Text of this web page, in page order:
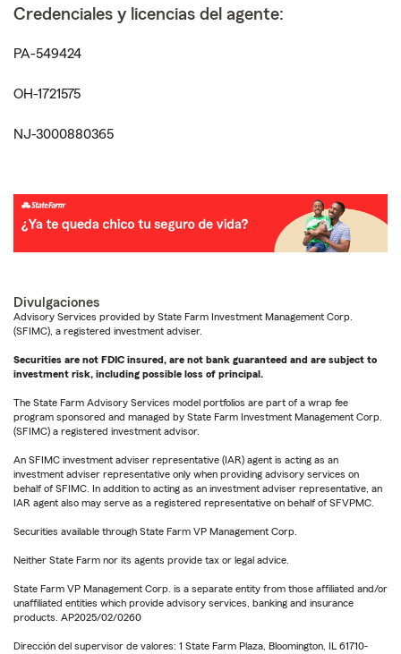
Credenciales y licencias del agente:
PA-549424
OH-1721575
NJ-3000880365
Divulgaciones
Advisory Services provided by State Farm Investment Management Corp.
(SFIMC), a registered investment adviser.
Securities are not FDIC insured, are not bank guaranteed and are subject to
investment risk, including possible loss of principal.
The State Farm Advisory Services model portfolios are part of a wrap fee
program sponsored and managed by State Farm Investment Management Corp.
(SFIMC) a registered investment advisor.
An SFIMC investment adviser representative (IAR) agent is acting as an
investment adviser representative only when providing advisory services on
behalf of SFIMC. In addition to acting as an investment adviser representative, an
IAR agent also may serve as a registered representative on behalf of SFVPMC.
Securities available through State Farm VP Management Corp.
Neither State Farm nor its agents provide tax or legal advice.
State Farm VP Management Corp. is a separate entity from those affiliated and/or
unaffiliated entities which provide advisory services, banking and insurance
products. AP2025/02/0260
Dirección del supervisor de valores: 1 State Farm Plaza, Bloomington, IL 61710-